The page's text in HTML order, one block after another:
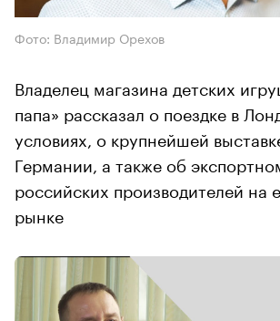
Фото: Владимир Орехов
Владелец магазина детских
папа» рассказал о поездке в
условиях, о крупнейшей
Германии, а также об
российских производителей на
рынке